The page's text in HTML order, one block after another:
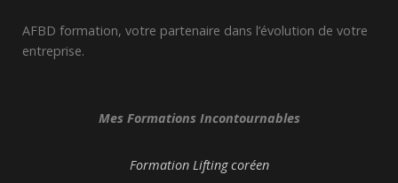
AFBD formation, votre partenaire dans l’évolution de votre
entreprise.
Mes Formations Incontournables
Formation Lifting coréen